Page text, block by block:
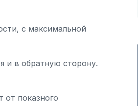
с максимальной
и в обратную сторону.
от показного